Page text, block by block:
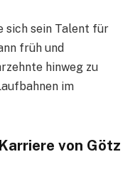
sich sein Talent für
früh und
hinweg zu
im
von Götz